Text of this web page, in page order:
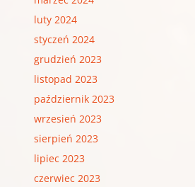
luty 2024
styczeń 2024
grudzień 2023
listopad 2023
październik 2023
wrzesień 2023
sierpień 2023
lipiec 2023
czerwiec 2023